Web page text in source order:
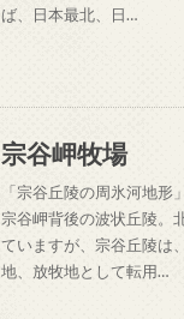
ば、日本最北、日…
宗谷岬牧場
「宗谷丘陵の周氷河地形
宗谷岬背後の波状丘陵。
ていますが、宗谷丘陵は
地、放牧地として転用…